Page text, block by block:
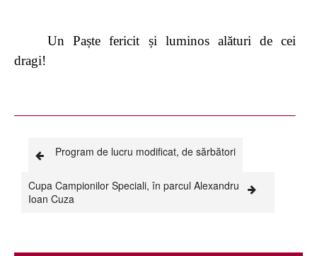
Un Paște fericit și luminos alături de cei
dragi!
Program de lucru modificat, de sărbători
Cupa Campionilor Speciali, în parcul Alexandru
Ioan Cuza